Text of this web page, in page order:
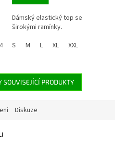
26-28 (EU 39-42) 29-31 (EU 43-
Dámský elastický top se
širokými ramínky.
S
M L XL XXL
PRODUKTY
Diskuze